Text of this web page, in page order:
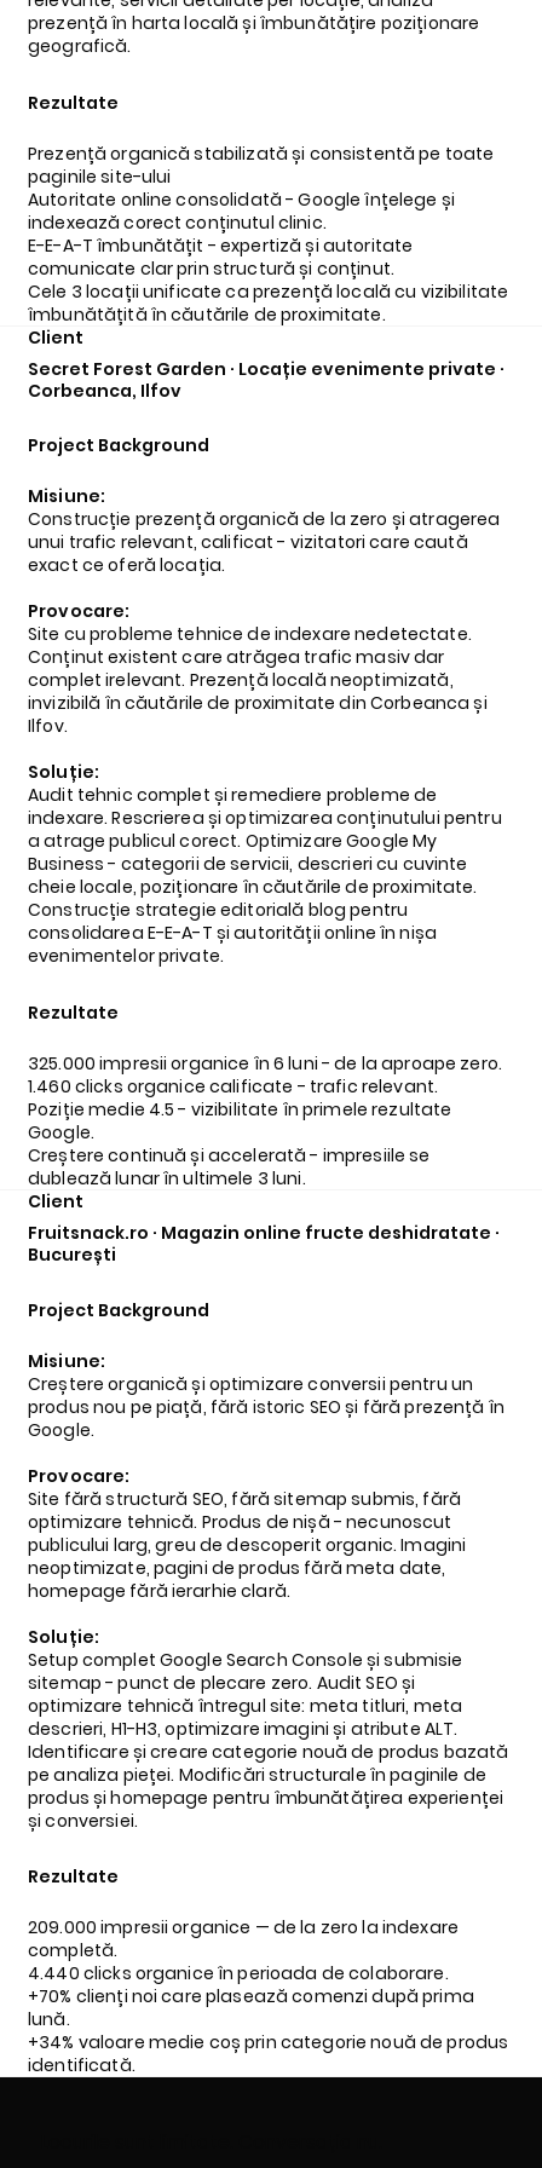
prezență în harta locală și îmbunătățire poziționare
geografică.
Rezultate
Prezență organică stabilizată și consistentă pe toate
paginile site-ului
Autoritate online consolidată - Google înțelege și
indexează corect conținutul clinic.
E-E-A-T îmbunătățit - expertiză și autoritate
comunicate clar prin structură și conținut.
Cele 3 locații unificate ca prezență locală cu vizibilitate
îmbunătățită în căutările de proximitate.
Client
Secret Forest Garden · Locație evenimente private ·
Corbeanca, Ilfov
Project Background
Misiune:
Construcție prezență organică de la zero și atragerea
unui trafic relevant, calificat - vizitatori care caută
exact ce oferă locația.
Provocare:
Site cu probleme tehnice de indexare nedetectate.
Conținut existent care atrăgea trafic masiv dar
complet irelevant. Prezență locală neoptimizată,
invizibilă în căutările de proximitate din Corbeanca și
Ilfov.
Soluție:
Audit tehnic complet și remediere probleme de
indexare. Rescrierea și optimizarea conținutului pentru
a atrage publicul corect. Optimizare Google My
Business - categorii de servicii, descrieri cu cuvinte
cheie locale, poziționare în căutările de proximitate.
Construcție strategie editorială blog pentru
consolidarea E-E-A-T și autorității online în nișa
evenimentelor private.
Rezultate
325.000 impresii organice în 6 luni - de la aproape zero.
1.460 clicks organice calificate - trafic relevant.
Poziție medie 4.5 - vizibilitate în primele rezultate
Google.
Creștere continuă și accelerată - impresiile se
dublează lunar în ultimele 3 luni.
Client
Fruitsnack.ro · Magazin online fructe deshidratate ·
București
Project Background
Misiune:
Creștere organică și optimizare conversii pentru un
produs nou pe piață, fără istoric SEO și fără prezență în
Google.
Provocare:
Site fără structură SEO, fără sitemap submis, fără
optimizare tehnică. Produs de nișă - necunoscut
publicului larg, greu de descoperit organic. Imagini
neoptimizate, pagini de produs fără meta date,
homepage fără ierarhie clară.
Soluție:
Setup complet Google Search Console și submisie
sitemap - punct de plecare zero. Audit SEO și
optimizare tehnică întregul site: meta titluri, meta
descrieri, H1-H3, optimizare imagini și atribute ALT.
Identificare și creare categorie nouă de produs bazată
pe analiza pieței. Modificări structurale în paginile de
produs și homepage pentru îmbunătățirea experienței
și conversiei.
Rezultate
209.000 impresii organice — de la zero la indexare
completă.
4.440 clicks organice în perioada de colaborare.
+70% clienți noi care plasează comenzi după prima
lună.
+34% valoare medie coș prin categorie nouă de produs
identificată.